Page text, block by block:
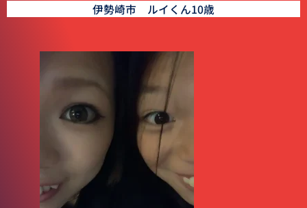
伊勢崎市 ルイくん10歳